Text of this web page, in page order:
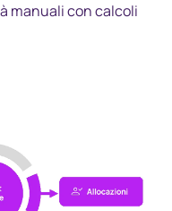
manuali con calcoli